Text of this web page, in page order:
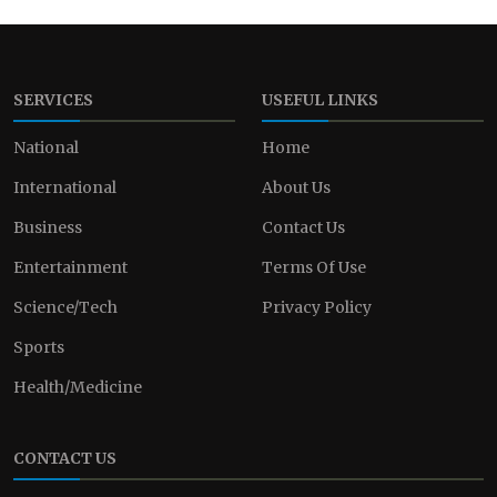
SERVICES
National
International
Business
Entertainment
Science/Tech
Sports
Health/Medicine
USEFUL LINKS
Home
About Us
Contact Us
Terms Of Use
Privacy Policy
CONTACT US